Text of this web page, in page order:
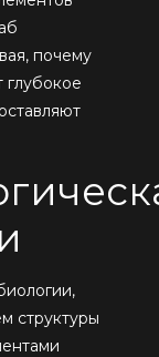
почему
глубокое
структуры